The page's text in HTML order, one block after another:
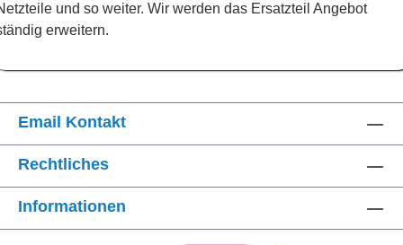
und so weiter. Wir werden das Ersatzteil Angebot
erweitern.
Email Kontakt
Rechtliches
Informationen